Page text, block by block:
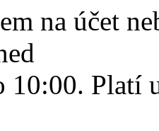
na účet
10:00. Platí